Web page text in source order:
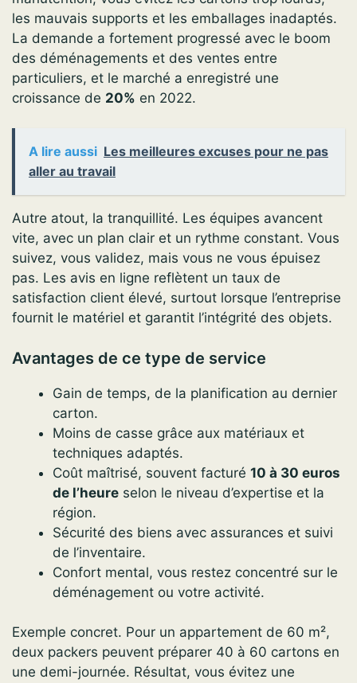
les mauvais supports et les emballages inadaptés.
La demande a fortement progressé avec le boom
des déménagements et des ventes entre
particuliers, et le marché a enregistré une
croissance de 20% en 2022.
A lire aussi Les meilleures excuses pour ne pas
aller au travail
Autre atout, la tranquillité. Les équipes avancent
vite, avec un plan clair et un rythme constant. Vous
suivez, vous validez, mais vous ne vous épuisez
pas. Les avis en ligne reflètent un taux de
satisfaction client élevé, surtout lorsque l’entreprise
fournit le matériel et garantit l’intégrité des objets.
Avantages de ce type de service
Gain de temps, de la planification au dernier
carton.
Moins de casse grâce aux matériaux et
techniques adaptés.
Coût maîtrisé, souvent facturé 10 à 30 euros
de l’heure selon le niveau d’expertise et la
région.
Sécurité des biens avec assurances et suivi
de l’inventaire.
Confort mental, vous restez concentré sur le
déménagement ou votre activité.
Exemple concret. Pour un appartement de 60 m²,
deux packers peuvent préparer 40 à 60 cartons en
une demi-journée. Résultat, vous évitez une